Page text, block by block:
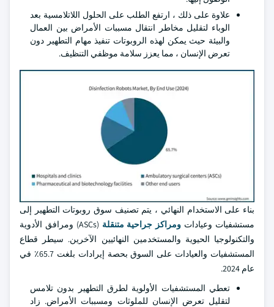
علاوة على ذلك ، ارتفع الطلب على الحلول اللاتلامسية بعد
الوباء لتقليل مخاطر انتقال مسببات الأمراض بين العمال
والبيئة حيث يمكن لهذه الروبوتات تنفيذ مهام التطهير دون
تعرض الإنسان ، مما يعزز سلامة موظفي التنظيف.
بناء على الاستخدام النهائي ، يتم تصنيف سوق روبوتات التطهير إلى
مستشفيات وعيادات ومراكز جراحية متنقلة
(ASCs) ومرافق الأدوية
والتكنولوجيا الحيوية والمستخدمين النهائيين الآخرين. سيطر قطاع
المستشفيات والعيادات على السوق بحصة إيرادات بلغت 65.7٪ في
عام 2024.
تعطي المستشفيات الأولوية لطرق التطهير بدون تلامس
لتقليل تعرض الإنسان للملوثات ومسببات الأمراض. زاد